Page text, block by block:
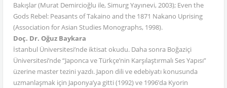
Bakışlar (Murat Demircioğlu ile, Simurg Yayınevi, 2003); Even the
Gods Rebel: Peasants of Takaino and the 1871 Nakano Uprising
(Association for Asian Studies Monographs, 1998).
Doç. Dr. Oğuz Baykara
İstanbul Üniversitesi’nde iktisat okudu. Daha sonra Boğaziçi
Üniversitesi’nde “Japonca ve Türkçe’nin Karşılaştırmalı Ses Yapısı”
üzerine master tezini yazdı. Japon dili ve edebiyatı konusunda
uzmanlaşmak için Japonya’ya gitti (1992) ve 1996’da Kyorin